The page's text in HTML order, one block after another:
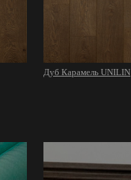
Дуб Карамель UNILIN